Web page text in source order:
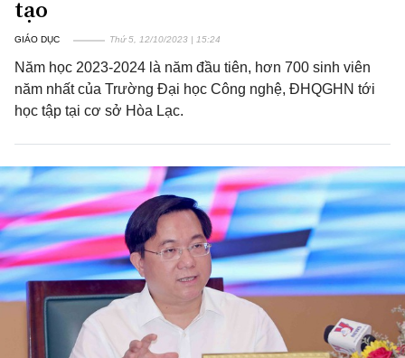
tạo
GIÁO DỤC Thứ 5, 12/10/2023 | 15:24
Năm học 2023-2024 là năm đầu tiên, hơn 700 sinh viên
năm nhất của Trường Đại học Công nghệ, ĐHQGHN tới
học tập tại cơ sở Hòa Lạc.